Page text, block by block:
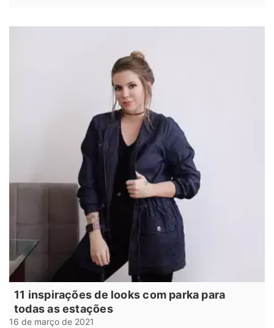
11 inspirações de looks com parka para
todas as estações
16 de março de 2021